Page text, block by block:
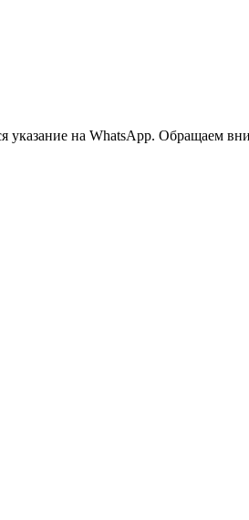
на WhatsApp. Обращаем